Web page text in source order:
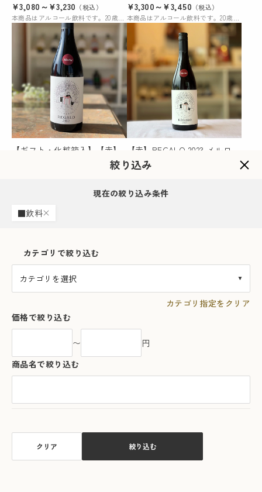
¥3,080～¥3,230 （税込）
¥3,300～¥3,450 （税込）
【ギフト・化粧箱入】【赤】
本商品はアルコール飲料です。20歳未満の購入および飲酒は法律により禁じられています。
【赤】REGALO 2023 メルロ
（750ml）
【ギフト・化粧箱入】【スパ
（375ml）りんご３姉妹ピンク
絞り込み
現在の絞り込み条件
■飲料
カテゴリで絞り込む
カテゴリ指定をクリア
価格で絞り込む
〜
円
商品名で絞り込む
クリア 絞り込む